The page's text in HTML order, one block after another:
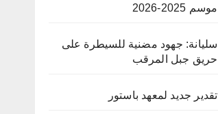
موسم 2025-2026
سليانة: جهود مضنية للسيطرة على
حريق جبل المرقب
تقدير جديد لمعهد باستور